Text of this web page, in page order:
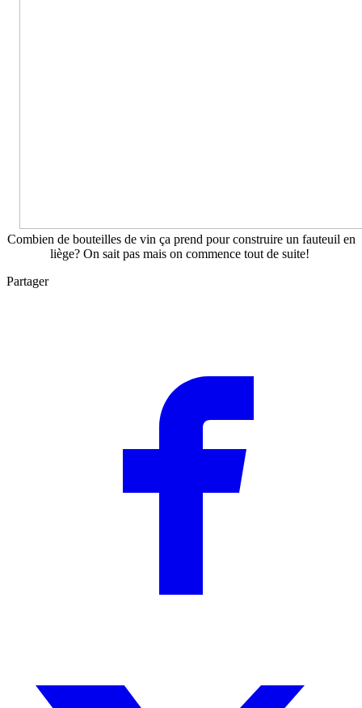
Combien de bouteilles de vin ça prend pour construire un fauteuil en
liège? On sait pas mais on commence tout de suite!
Partager